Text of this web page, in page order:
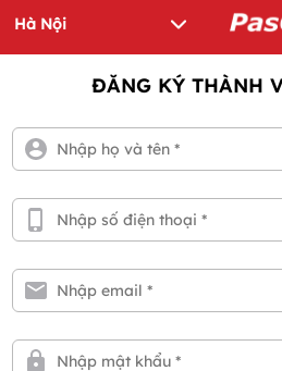
ĐĂNG KÝ THÀNH